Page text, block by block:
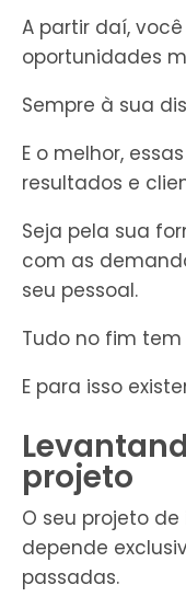
A partir daí,
oportunidades
Sempre à sua
E o melhor,
resultados e
Seja pela sua
com as
seu pessoal.
Tudo no fim
E para isso
projeto
O seu projeto
depende
passadas.